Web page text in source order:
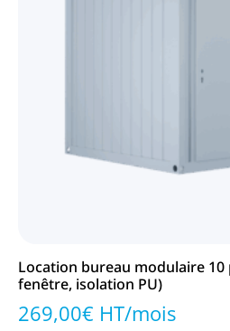
Location bureau modulaire 10
fenêtre, isolation PU)
269,00€ HT/mois